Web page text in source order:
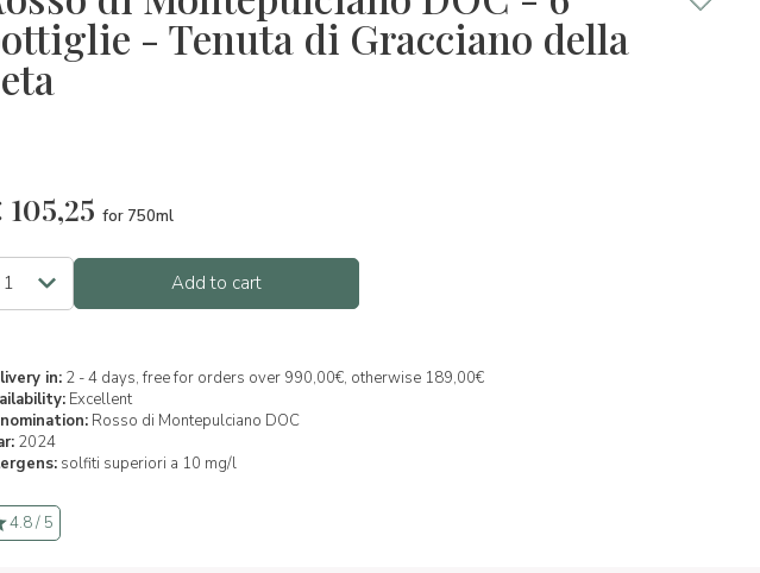
- Tenuta di Gracciano della
105,25 for 750ml
Add to cart
in: 2 - 4 days, free for orders over 990,00€, otherwise 189,00€
Excellent
Rosso di Montepulciano DOC
2024
solfiti superiori a 10 mg/l
4.8 / 5